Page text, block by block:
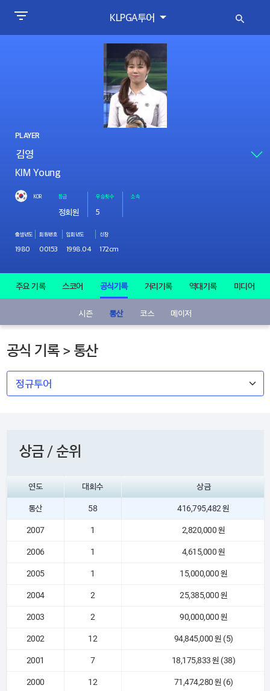
KLPGA투어
PLAYER
KIM Young
KOR 등급
정회원
우승횟수
5
소속
출생년도
1980
회원번호
00153
입회년도
1998.04
신장
172cm
주요 기록 스코어 공식기록 거리기록 역대기록 미디어
시즌 통산 코스 메이저
공식 기록 > 통산
상금 / 순위
연도 대회수 상금
통산 58 416,795,482 원
2007 1 2,820,000 원
2006 1 4,615,000 원
2005 1 15,000,000 원
2004 2 25,385,000 원
2003 2 90,000,000 원
2002 12 94,845,000 원 (5)
2001 7 18,175,833 원 (38)
2000 12 71,474,280 원 (6)